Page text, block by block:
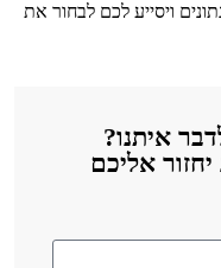
ויסייע לכם לבחור את
איתנו?
אליכם